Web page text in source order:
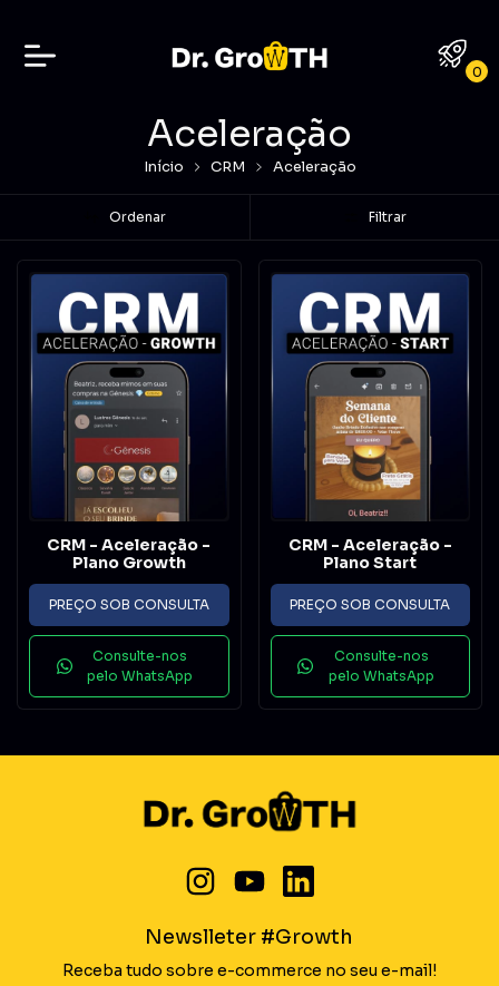
0
Aceleração
Início CRM Aceleração
Ordenar Filtrar
CRM - Aceleração -
Plano Growth
PREÇO SOB CONSULTA
Consulte-nos
pelo WhatsApp
CRM - Aceleração -
Plano Start
PREÇO SOB CONSULTA
Consulte-nos
pelo WhatsApp
Newslleter #Growth
Receba tudo sobre e-commerce no seu e-mail!